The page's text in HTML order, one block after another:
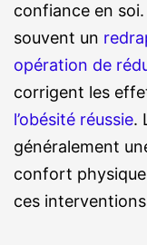
confiance en
souvent un
opération de
corrigent les
l’obésité réussie.
généralement
confort
ces